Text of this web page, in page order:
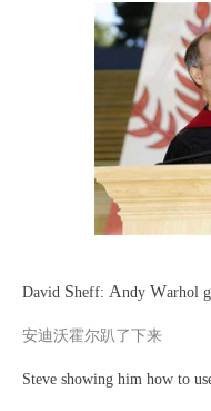
David Sheff: Andy Warhol
安迪沃霍尔趴了下来
Steve showing him how to